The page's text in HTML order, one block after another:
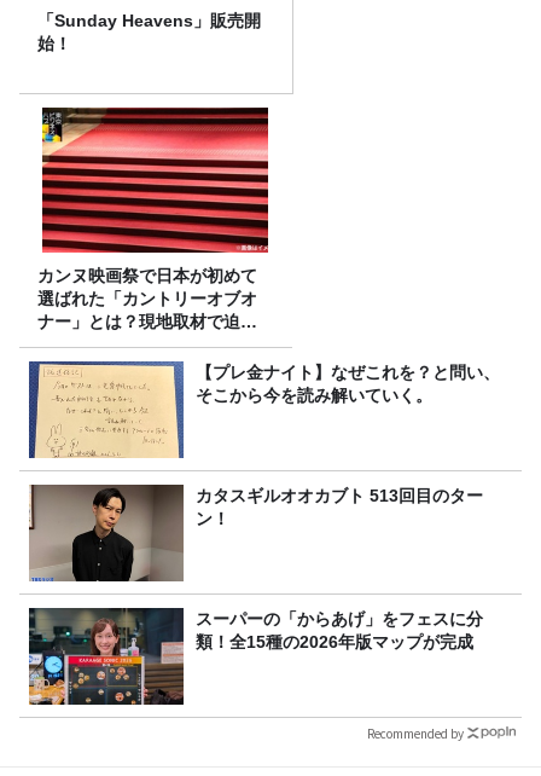
「Sunday Heavens」販売開
始！
カンヌ映画祭で日本が初めて
選ばれた「カントリーオブオ
ナー」とは？現地取材で迫る
選出の意味
【プレ金ナイト】なぜこれを？と問い、
そこから今を読み解いていく。
カタスギルオオカブト 513回目のター
ン！
スーパーの「からあげ」をフェスに分
類！全15種の2026年版マップが完成
Recommended by